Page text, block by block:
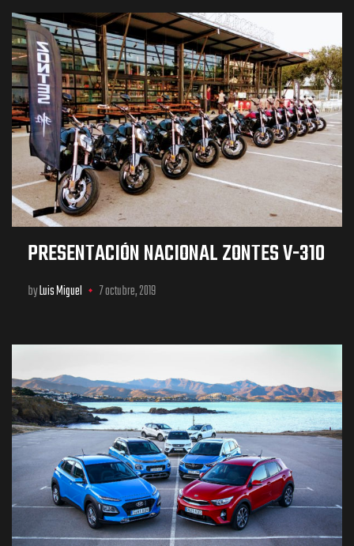
PRESENTACIÓN NACIONAL ZONTES V-310
byLuis Miguel 7 octubre, 2019